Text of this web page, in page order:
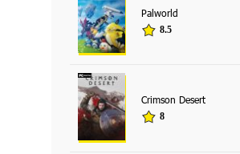
Palworld
8.5
Crimson Desert
8